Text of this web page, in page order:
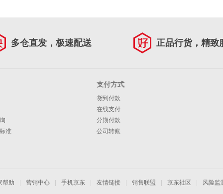
多仓直发，极速配送 正品行货，精致
准
支付方式
货到付款
在线支付
分期付款
公司转账
帮助 营销中心 手机京东 友情链接 销售联盟 京东社区 风险监